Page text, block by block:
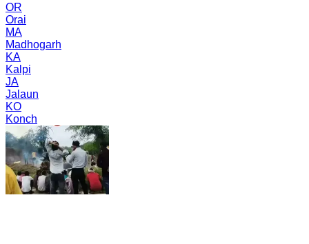
OR
Orai
MA
Madhogarh
KA
Kalpi
JA
Jalaun
KO
Konch